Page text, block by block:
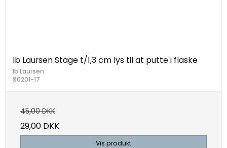
Ib Laursen Stage t/1,3 cm lys til at putte i flaske
Ib Laursen
90201-17
45,00 DKK
29,00 DKK
Vis produkt